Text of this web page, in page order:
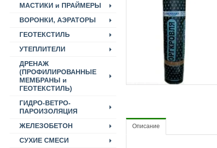
МАСТИКИ и ПРАЙМЕРЫ
ВОРОНКИ, АЭРАТОРЫ
ГЕОТЕКСТИЛЬ
УТЕПЛИТЕЛИ
ДРЕНАЖ
(ПРОФИЛИРОВАННЫЕ
МЕМБРАНЫ и
ГЕОТЕКСТИЛЬ)
ГИДРО-ВЕТРО-
ПАРОИЗОЛЯЦИЯ
ЖЕЛЕЗОБЕТОН
СУХИЕ СМЕСИ
Описание